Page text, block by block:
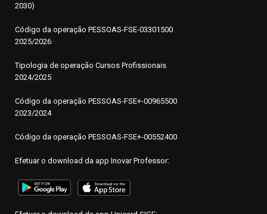
2030)
Código da operação PESSOAS-FSE-03301500
2025/2026
Tipologia de operação Cursos Profissionais
2024/2025
Código da operação PESSOAS-FSE+-00965500
2023/2024
Código da operação PESSOAS-FSE+-00552400
Efetuar o download da app Inovar Professor: